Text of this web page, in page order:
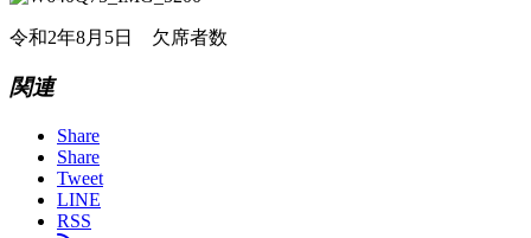
令和2年8月5日 欠席者数
関連
Share
Share
Tweet
LINE
RSS